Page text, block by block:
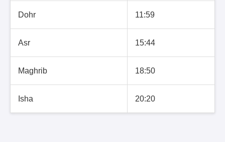
Dohr 11:59
Asr 15:44
Maghrib 18:50
Isha 20:20